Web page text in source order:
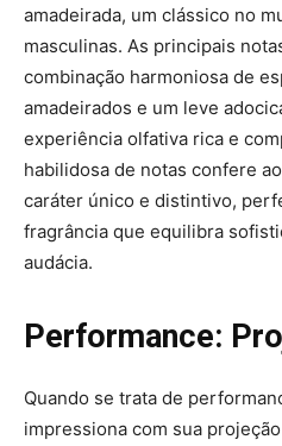
amadeirada, um clássico no
masculinas. As principais
combinação harmoniosa de
amadeirados e um leve
experiência olfativa rica e
habilidosa de notas confere
caráter único e distintivo,
fragrância que equilibra
audácia.
Performance:
Quando se trata de
impressiona com sua